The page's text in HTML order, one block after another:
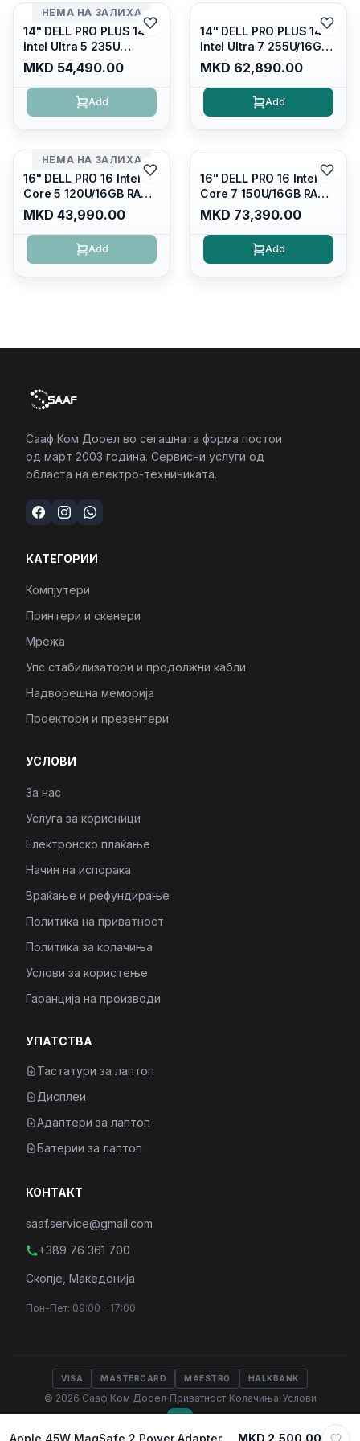
MKD 2,500.00
НЕМА НА ЗАЛИХА
14" DELL PRO PLUS 14
Intel Ultra 5 235U
Vpro/16gb RAM DDR5
5600mhz/ 512 GB SSD
M.2 Nvme
2230/FULLHD+ (16:10)
4/RJ45/PB14250
MKD 54,490.00
Add
14" DELL PRO PLUS 14
Intel Ultra 7 255U/16GB
RAM DDR5 5600mhz/
512 GB SSD M.2 Nvme
2230/FULLHD+ (16:10)
Ips/bt/backlit
MKD 62,890.00
Add
НЕМА НА ЗАЛИХА
16" DELL PRO 16 Intel
Core 5 120U/16GB RAM
DDR5 5600mhz/ 512 GB
SSD M.2 Nvme/fullhd+
(16:10) Ips/bt/backlit
Kb/thunderbolt
MKD 43,990.00
Add
16" DELL PRO 16 Intel
Core 7 150U/16GB RAM
DDR5 5600mhz/ 512 GB
SSD M.2 Nvme
(2230)/FULLHD+ (16:10)
Ips/bt/backlit
MKD 73,390.00
Add
Сааф Ком Дооел во сегашната форма постои
од март 2003 година. Сервисни услуги од
областа на електро-техниниката.
КАТЕГОРИИ
Компјутери
Принтери и скенери
Мрежа
Упс стабилизатори и продолжни кабли
Надворешна меморија
Проектори и презентери
УСЛОВИ
За нас
Услуга за корисници
Електронско плаќање
Начин на испорака
Враќање и рефундирање
Политика на приватност
Политика за колачиња
Услови за користење
Гаранција на производи
УПАТСТВА
Тастатури за лаптоп
Дисплеи
Адаптери за лаптоп
Батерии за лаптоп
КОНТАКТ
saaf.service@gmail.com
+389 76 361 700
Скопје, Македонија
Пон-Пет: 09:00 - 17:00
VISA MASTERCARD MAESTRO HALKBANK
© 2026 Сааф Ком Дооел·Приватност·Колачиња·Услови